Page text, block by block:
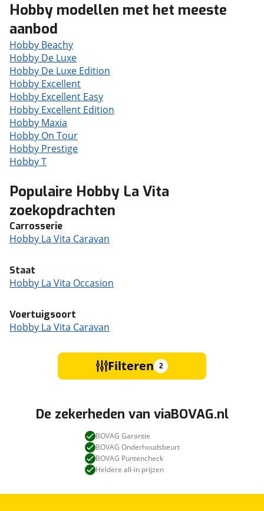
Hobby modellen met het meeste
aanbod
Hobby Beachy
Hobby De Luxe
Hobby De Luxe Edition
Hobby Excellent
Hobby Excellent Easy
Hobby Excellent Edition
Hobby Maxia
Hobby On Tour
Hobby Prestige
Hobby T
Populaire Hobby La Vita
zoekopdrachten
Carrosserie
Hobby La Vita Caravan
Staat
Hobby La Vita Occasion
Voertuigsoort
Hobby La Vita Caravan
Filteren 2
De zekerheden van viaBOVAG.nl
BOVAG Garantie
BOVAG Onderhoudsbeurt
BOVAG Puntencheck
Heldere all-in prijzen